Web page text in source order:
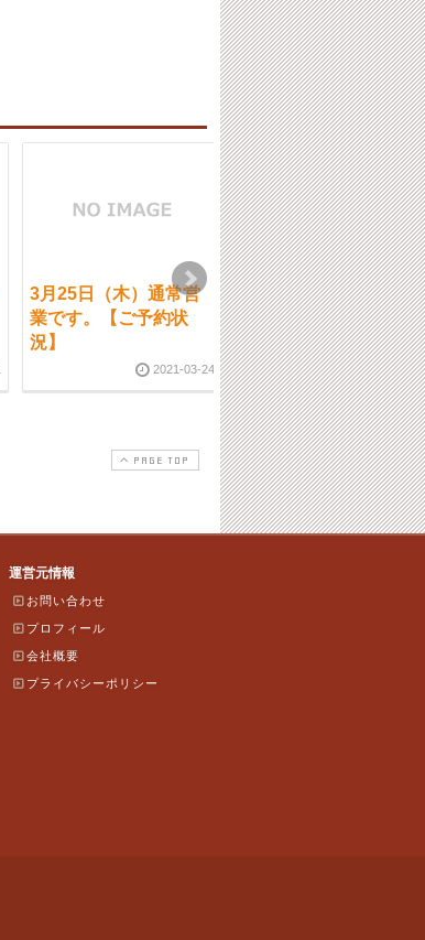
3月25日（木）通常営
業です。【ご予約状
況】
2021-03-24
10月11日（金）通常営
業です。
2024-10-
PAGE TOP
運営元情報
お問い合わせ
プロフィール
会社概要
プライバシーポリシー